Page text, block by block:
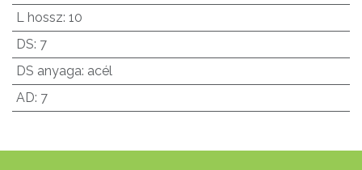
L hossz: 10
DS: 7
DS anyaga: acél
AD: 7